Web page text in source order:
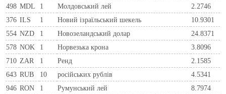
498 MDL 1 Молдовський лей
2.2746
376 ILS 1 Новий ізраїльський шекель
10.9301
554 NZD 1 Новозеландський долар
24.8371
578 NOK 1 Норвезька крона
3.8096
710 ZAR 1 Ренд
2.1585
643 RUB 10 російських рублів
4.5341
946 RON 1 Румунський лей
8.7974